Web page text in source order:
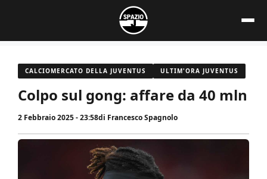
contenuto
CALCIOMERCATO DELLA JUVENTUS ULTIM'ORA JUVENTUS
Colpo sul gong: affare da 40 mln
2 Febbraio 2025 - 23:58di Francesco Spagnolo